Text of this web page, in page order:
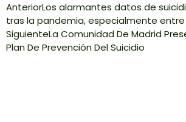
AnteriorLos alarmantes datos de
tras la pandemia, especialmente entre
SiguienteLa Comunidad De Madrid
Plan De Prevención Del Suicidio